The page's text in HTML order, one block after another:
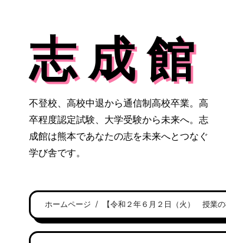
志 成 館
不登校、高校中退から通信制高校卒業。高
卒程度認定試験、大学受験から未来へ。志
成館は熊本であなたの志を未来へとつなぐ
学び舎です。
ホームページ 【令和２年６月２日（火） 授業の